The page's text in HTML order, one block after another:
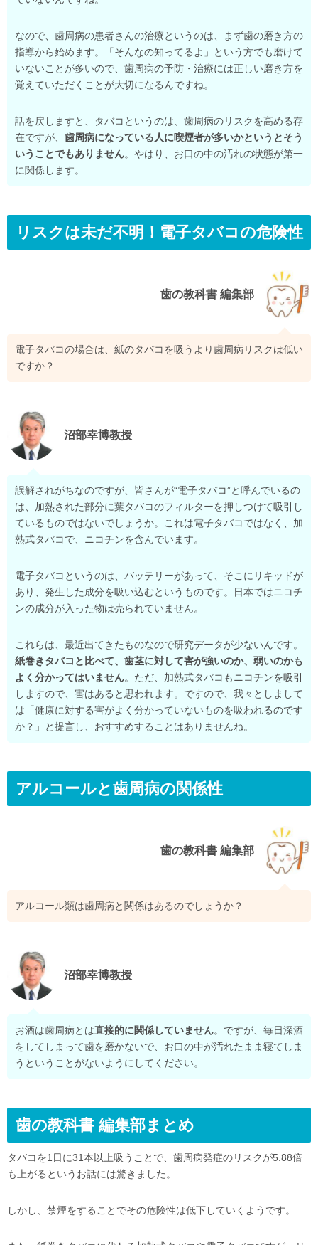
なので、歯周病の患者さんの治療というのは、まず歯の磨き方の
指導から始めます。「そんなの知ってるよ」という方でも磨けて
いないことが多いので、歯周病の予防・治療には正しい磨き方を
覚えていただくことが大切になるんですね。
話を戻しますと、タバコというのは、歯周病のリスクを高める存
在ですが、 歯周病になっている人に喫煙者が多いかというとそう
いうことでもありません。やはり、お口の中の汚れの状態が第一
に関係します。
リスクは未だ不明！電子タバコの危険性
歯の教科書 編集部
電子タバコの場合は、紙のタバコを吸うより歯周病リスクは低い
ですか？
沼部幸博教授
誤解されがちなのですが、皆さんが“電子タバコ”と呼んでいるの
は、加熱された部分に葉タバコのフィルターを押しつけて吸引し
ているものではないでしょうか。これは電子タバコではなく、加
熱式タバコで、ニコチンを含んでいます。
電子タバコというのは、バッテリーがあって、そこにリキッドが
あり、発生した成分を吸い込むというものです。日本ではニコチ
ンの成分が入った物は売られていません。
これらは、最近出てきたものなので研究データが少ないんです。
紙巻きタバコと比べて、歯茎に対して害が強いのか、弱いのかも
よく分かってはいません。ただ、加熱式タバコもニコチンを吸引
しますので、害はあると思われます。ですので、我々としまして
は「健康に対する害がよく分かっていないものを吸われるのです
か？」と提言し、おすすめすることはありませんね。
アルコールと歯周病の関係性
歯の教科書 編集部
アルコール類は歯周病と関係はあるのでしょうか？
沼部幸博教授
お酒は歯周病とは直接的に関係していません。ですが、毎日深酒
をしてしまって歯を磨かないで、お口の中が汚れたまま寝てしま
うということがないようにしてください。
歯の教科書 編集部まとめ
タバコを1日に31本以上吸うことで、歯周病発症のリスクが5.88倍
も上がるというお話には驚きました。
しかし、禁煙をすることでその危険性は低下していくようです。